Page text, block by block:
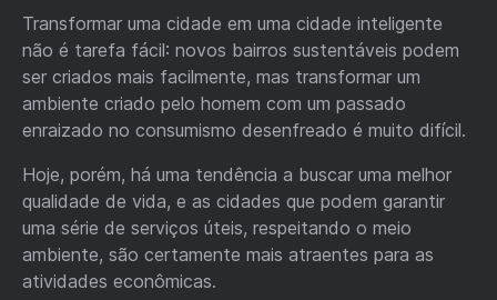
Transformar uma cidade em uma cidade inteligente
não é tarefa fácil: novos bairros sustentáveis podem
ser criados mais facilmente, mas transformar um
ambiente criado pelo homem com um passado
enraizado no consumismo desenfreado é muito difícil.
Hoje, porém, há uma tendência a buscar uma melhor
qualidade de vida, e as cidades que podem garantir
uma série de serviços úteis, respeitando o meio
ambiente, são certamente mais atraentes para as
atividades econômicas.